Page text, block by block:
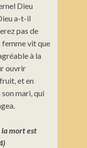
Dieu
a-t-il
pas de
femme vit que
à la
ouvrir
et en
son mari, qui
la mort est